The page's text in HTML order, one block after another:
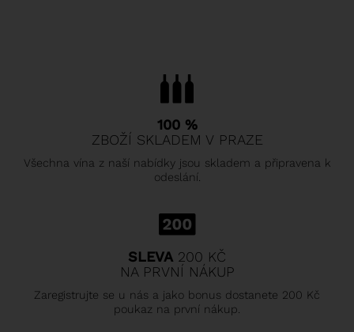
100 %
ZBOŽÍ SKLADEM V PRAZE
Všechna vína z naší nabídky jsou skladem a připravena k
odeslání.
SLEVA 200 KČ
NA PRVNÍ NÁKUP
Zaregistrujte se u nás a jako bonus dostanete 200 Kč
poukaz na první nákup.